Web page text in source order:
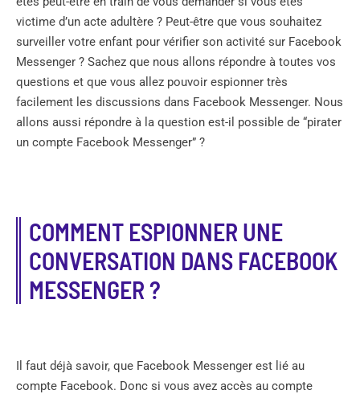
victime d’un acte adultère ? Peut-être que vous souhaitez
surveiller votre enfant pour vérifier son activité sur Facebook
Messenger ? Sachez que nous allons répondre à toutes vos
questions et que vous allez pouvoir espionner très
facilement les discussions dans Facebook Messenger. Nous
allons aussi répondre à la question est-il possible de “pirater
un compte Facebook Messenger” ?
COMMENT ESPIONNER UNE
CONVERSATION DANS FACEBOOK
MESSENGER ?
Il faut déjà savoir, que Facebook Messenger est lié au
compte Facebook. Donc si vous avez accès au compte